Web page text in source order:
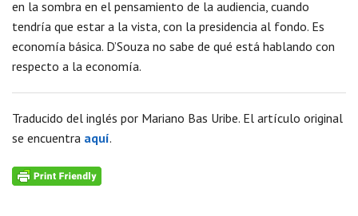
en la sombra en el pensamiento de la audiencia, cuando
tendría que estar a la vista, con la presidencia al fondo. Es
economía básica. D’Souza no sabe de qué está hablando con
respecto a la economía.
Traducido del inglés por Mariano Bas Uribe. El artículo original
se encuentra aquí.